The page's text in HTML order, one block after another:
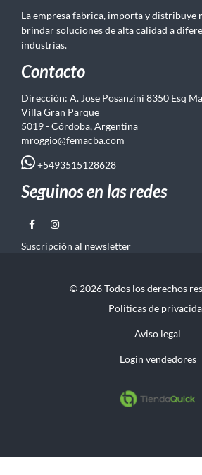
La empresa fabrica, importa y distribuye
brindar soluciones de alta calidad a
industrias.
Contacto
Dirección: A. Jose Posanzini 8350 Esq
Villa Gran Parque
5019 - Córdoba, Argentina
mroggio@femacba.com
+5493515128628
Seguinos en las redes
Suscripción al newsletter
© 2026 Todos los derechos
Politicas de
Aviso legal
Login vendedores